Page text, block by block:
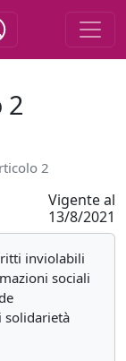
2
2
Vigente al
13/8/2021
inviolabili
sociali
solidarietà